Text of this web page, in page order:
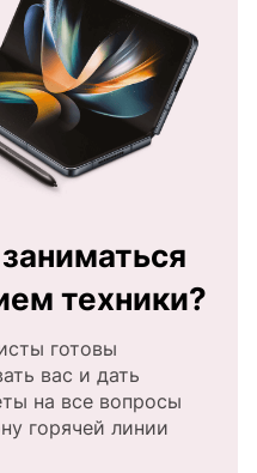
техники?
готовы
вас и дать
на все вопросы
горячей линии